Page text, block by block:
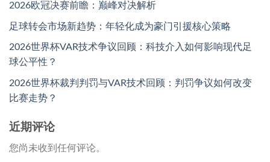
2026欧冠决赛前瞻：巅峰对决解析
足球转会市场新趋势：年轻化成为豪门引援核心策略
2026世界杯VAR技术争议回顾：科技介入如何影响现代足
球公平性？
2026世界杯裁判判罚与VAR技术回顾：判罚争议如何改变
比赛走势？
近期评论
您尚未收到任何评论。